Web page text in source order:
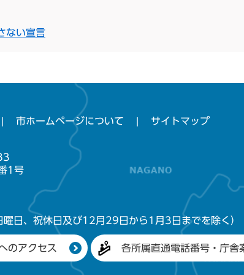
ない宣言
市ホームページについて サイトマップ
1号
日、祝休日及び12月29日から1月3日までを除く）
のアクセス 各所属直通電話番号・庁舎